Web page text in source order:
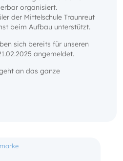
organisiert.
der Mittelschule Traunreut
beim Aufbau unterstützt.
sich bereits für unseren
angemeldet.
an das ganze